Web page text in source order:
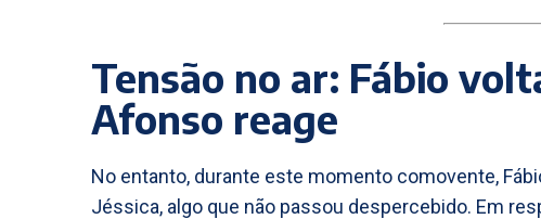
Tensão no ar: Fábio
Afonso reage
No entanto, durante este momento comovente,
Jéssica, algo que não passou despercebido. Em